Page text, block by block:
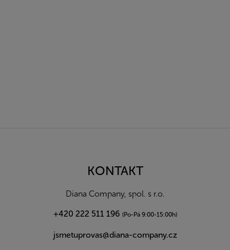
KONTAKT
Diana Company, spol. s r.o.
+420 222 511 196 (Po-Pá 9:00-15:00h)
jsmetuprovas@diana-company.cz